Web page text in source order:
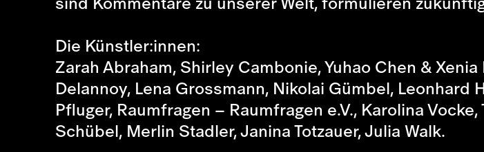
Die Künstler:innen:
Zarah Abraham, Shirley Cambonie, Yuhao Chen &
Delannoy, Lena Grossmann, Nikolai Gümbel, Leonhard
Pfluger, Raumfragen – Raumfragen e.V., Karolina
Schübel, Merlin Stadler, Janina Totzauer, Julia Walk.